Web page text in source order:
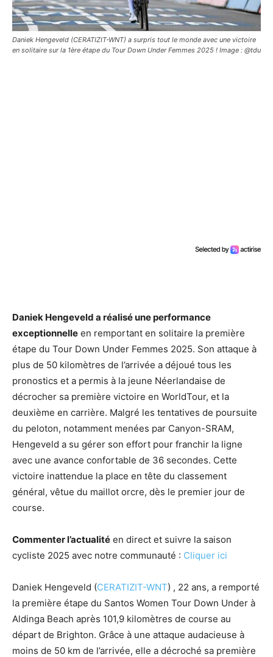
Daniek Hengeveld (CERATIZIT-WNT) a surpris tout le monde avec une victoire
en solitaire sur la 1ère étape du Tour Down Under Femmes 2025 ! Image : @tdu
Daniek Hengeveld a réalisé une performance
exceptionnelle en remportant en solitaire la première
étape du Tour Down Under Femmes 2025. Son attaque à
plus de 50 kilomètres de l’arrivée a déjoué tous les
pronostics et a permis à la jeune Néerlandaise de
décrocher sa première victoire en WorldTour, et la
deuxième en carrière. Malgré les tentatives de poursuite
du peloton, notamment menées par Canyon-SRAM,
Hengeveld a su gérer son effort pour franchir la ligne
avec une avance confortable de 36 secondes. Cette
victoire inattendue la place en tête du classement
général, vêtue du maillot orcre, dès le premier jour de
course.
Commenter l’actualité en direct et suivre la saison
cycliste 2025 avec notre communauté : Cliquer ici
Daniek Hengeveld (CERATIZIT-WNT) , 22 ans, a remporté
la première étape du Santos Women Tour Down Under à
Aldinga Beach après 101,9 kilomètres de course au
départ de Brighton. Grâce à une attaque audacieuse à
moins de 50 km de l’arrivée, elle a décroché sa première